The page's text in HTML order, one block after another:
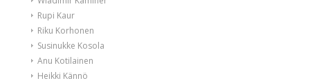
Rupi Kaur
Riku Korhonen
Susinukke Kosola
Anu Kotilainen
Heikki Kännö